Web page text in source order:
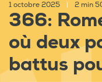
1 octobre 2025 2 min
366:
où deux
battus